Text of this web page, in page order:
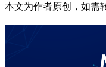
本文为作者原创，如需